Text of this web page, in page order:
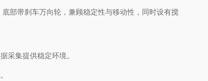
部带刹车万向轮，兼顾稳定性与移动性，同时设有搅
采集提供稳定环境。